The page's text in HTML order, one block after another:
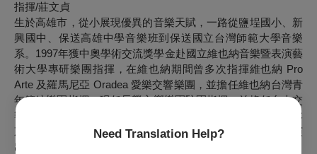
Need Translation Help?
指揮/莊文貞
生於高雄市，從小展現優異的音樂天賦，一路從鹽埕國小、新
興國中、保送高雄中學音樂班到保送國立台灣師範大學音樂
系。1997年獲中奧學術交流獎學金赴國立維也納音樂暨表演藝
術大學專研樂團指揮，在維也納期間曾多次指揮維也納 Pro
Arte 及羅馬尼亞 Oradea 愛樂交響樂團，並擔任維也納台灣青
年管絃樂團指揮。現任長榮交響樂團駐團指揮，並擔任台大交
響樂團指揮，先後多次指揮長榮交響樂團於國家音樂廳、日本
東京國際會議中心、美國洛杉磯、上海音樂廳及台灣各地等演
出音樂會，其指揮風格自然感人，深受聽眾喜愛。